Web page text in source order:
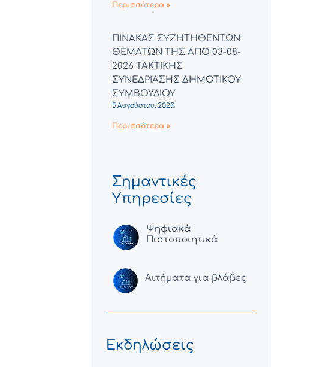
Περισσότερα »
ΠΙΝΑΚΑΣ ΣΥΖΗΤΗΘΕΝΤΩΝ
ΘΕΜΑΤΩΝ ΤΗΣ ΑΠΟ 03-08-
2026 ΤΑΚΤΙΚΗΣ
ΣΥΝΕΔΡΙΑΣΗΣ ΔΗΜΟΤΙΚΟΥ
ΣΥΜΒΟΥΛΙΟΥ
5 Αυγούστου, 2026
Περισσότερα »
Σημαντικές
Υπηρεσίες
Ψηφιακά
Πιστοποιητικά
Αιτήματα για βλάβες
Εκδηλώσεις